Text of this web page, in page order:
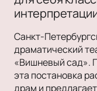
Санкт-
драматический
«Вишневый сад».
эта постановка
драм и